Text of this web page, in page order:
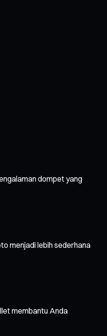
dompet yang
menjadi lebih sederhana
membantu Anda